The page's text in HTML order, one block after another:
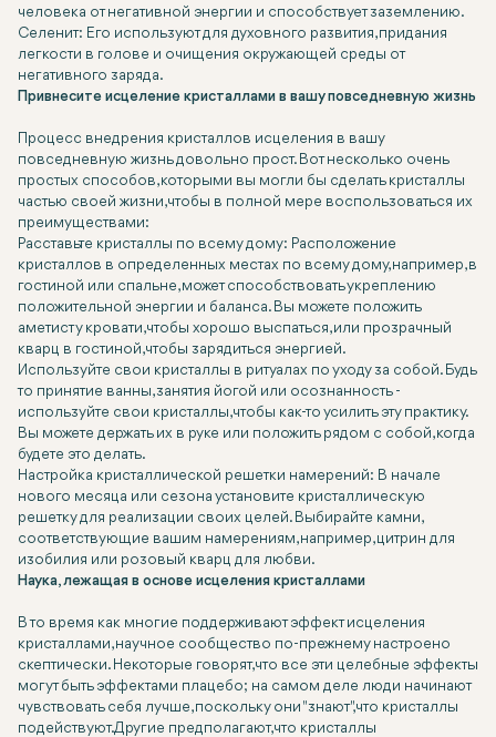
человека от негативной энергии и способствует заземлению.
Селенит: Его используют для духовного развития, придания
легкости в голове и очищения окружающей среды от
негативного заряда.
Привнесите исцеление кристаллами в вашу повседневную жизнь
Процесс внедрения кристаллов исцеления в вашу
повседневную жизнь довольно прост. Вот несколько очень
простых способов, которыми вы могли бы сделать кристаллы
частью своей жизни, чтобы в полной мере воспользоваться их
преимуществами:
Расставьте кристаллы по всему дому: Расположение
кристаллов в определенных местах по всему дому, например, в
гостиной или спальне, может способствовать укреплению
положительной энергии и баланса. Вы можете положить
аметист у кровати, чтобы хорошо выспаться, или прозрачный
кварц в гостиной, чтобы зарядиться энергией.
Используйте свои кристаллы в ритуалах по уходу за собой. Будь
то принятие ванны, занятия йогой или осознанность -
используйте свои кристаллы, чтобы как-то усилить эту практику.
Вы можете держать их в руке или положить рядом с собой, когда
будете это делать.
Настройка кристаллической решетки намерений: В начале
нового месяца или сезона установите кристаллическую
решетку для реализации своих целей. Выбирайте камни,
соответствующие вашим намерениям, например, цитрин для
изобилия или розовый кварц для любви.
Наука, лежащая в основе исцеления кристаллами
В то время как многие поддерживают эффект исцеления
кристаллами, научное сообщество по-прежнему настроено
скептически. Некоторые говорят, что все эти целебные эффекты
могут быть эффектами плацебо; на самом деле люди начинают
чувствовать себя лучше, поскольку они "знают", что кристаллы
подействуют. Другие предполагают, что кристаллы